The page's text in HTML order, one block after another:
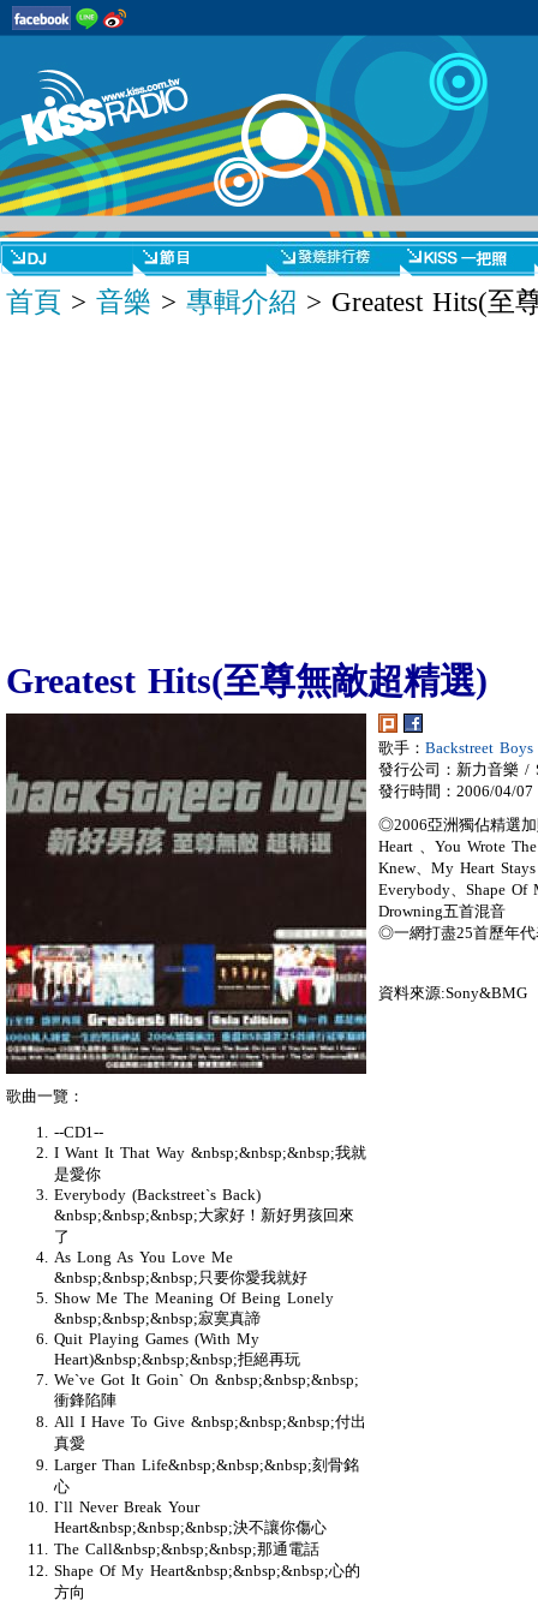
首頁 > 音樂 > 專輯介紹 > Greatest Hits(至
Greatest Hits(至尊無敵超精選)
歌手： Backstreet
發行公司：新力音樂 /
發行時間：2006/04/07
◎2006亞洲獨佔精選加
Heart 、You Wrote
Knew、My Heart
Everybody、Shape
Drowning五首混音
◎一網打盡25首歷年代
資料來源:Sony&BMG
歌曲一覽：
--CD1--
I Want It That Way &nbsp;&nbsp;&nbsp;我就
是愛你
Everybody (Backstreet`s Back)
&nbsp;&nbsp;&nbsp;大家好！新好男孩回來
了
As Long As You Love Me
&nbsp;&nbsp;&nbsp;只要你愛我就好
Show Me The Meaning Of Being Lonely
&nbsp;&nbsp;&nbsp;寂寞真諦
Quit Playing Games (With My
Heart)&nbsp;&nbsp;&nbsp;拒絕再玩
We`ve Got It Goin` On &nbsp;&nbsp;&nbsp;
衝鋒陷陣
All I Have To Give &nbsp;&nbsp;&nbsp;付出
真愛
Larger Than Life&nbsp;&nbsp;&nbsp;刻骨銘
心
I`ll Never Break Your
Heart&nbsp;&nbsp;&nbsp;決不讓你傷心
The Call&nbsp;&nbsp;&nbsp;那通電話
Shape Of My Heart&nbsp;&nbsp;&nbsp;心的
方向